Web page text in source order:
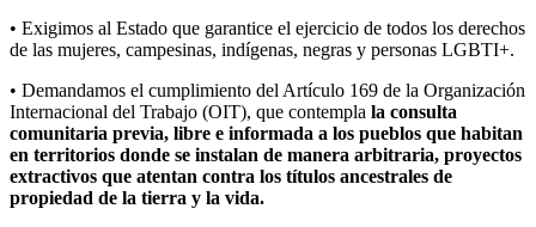
• Exigimos al Estado que garantice el ejercicio de todos los derechos
de las mujeres, campesinas, indígenas, negras y personas LGBTI+.
• Demandamos el cumplimiento del Artículo 169 de la Organización
Internacional del Trabajo (OIT), que contempla la consulta
comunitaria previa, libre e informada a los pueblos que habitan
en territorios donde se instalan de manera arbitraria, proyectos
extractivos que atentan contra los títulos ancestrales de
propiedad de la tierra y la vida.